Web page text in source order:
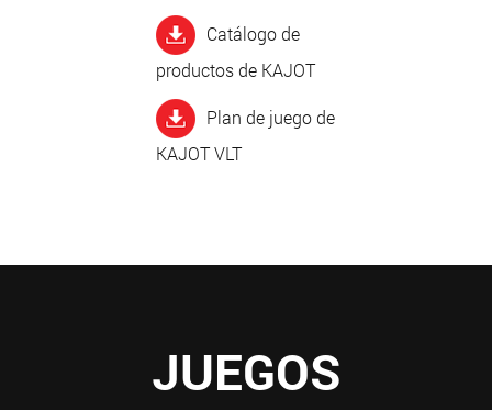
Catálogo de
productos de KAJOT
Plan de juego de
KAJOT VLT
JUEGOS